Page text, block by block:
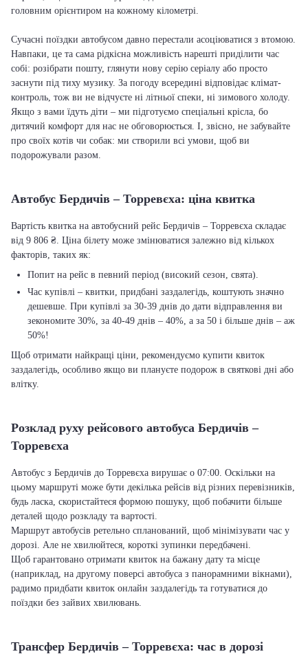
головним орієнтиром на кожному кілометрі.
Сучасні поїздки автобусом давно перестали асоціюватися з втомою.
Навпаки, це та сама рідкісна можливість нарешті приділити час
собі: розібрати пошту, глянути нову серію серіалу або просто
заснути під тиху музику. За погоду всередині відповідає клімат-
контроль, тож ви не відчуєте ні літньої спеки, ні зимового холоду.
Якщо з вами їдуть діти – ми підготуємо спеціальні крісла, бо
дитячий комфорт для нас не обговорюється. І, звісно, не забувайте
про своїх котів чи собак: ми створили всі умови, щоб ви
подорожували разом.
Автобус Бердичів – Торревєха: ціна квитка
Вартість квитка на автобусний рейс Бердичів – Торревєха складає
від 9 806 ₴. Ціна білету може змінюватися залежно від кількох
факторів, таких як:
Попит на рейс в певний період (високий сезон, свята).
Час купівлі – квитки, придбані заздалегідь, коштують значно
дешевше. При купівлі за 30-39 днів до дати відправлення ви
зекономите 30%, за 40-49 днів – 40%, а за 50 і більше днів – аж
50%!
Щоб отримати найкращі ціни, рекомендуємо купити квиток
заздалегідь, особливо якщо ви плануєте подорож в святкові дні або
влітку.
Розклад руху рейсового автобуса Бердичів –
Торревєха
Автобус з Бердичів до Торревєха вирушає о 07:00. Оскільки на
цьому маршруті може бути декілька рейсів від різних перевізників,
будь ласка, скористайтеся формою пошуку, щоб побачити більше
деталей щодо розкладу та вартості.
Маршрут автобусів ретельно спланований, щоб мінімізувати час у
дорозі. Але не хвилюйтеся, короткі зупинки передбачені.
Щоб гарантовано отримати квиток на бажану дату та місце
(наприклад, на другому поверсі автобуса з панорамними вікнами),
радимо придбати квиток онлайн заздалегідь та готуватися до
поїздки без зайвих хвилювань.
Трансфер Бердичів – Торревєха: час в дорозі